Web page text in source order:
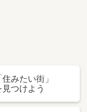
中
住みたい街」
見つけよう